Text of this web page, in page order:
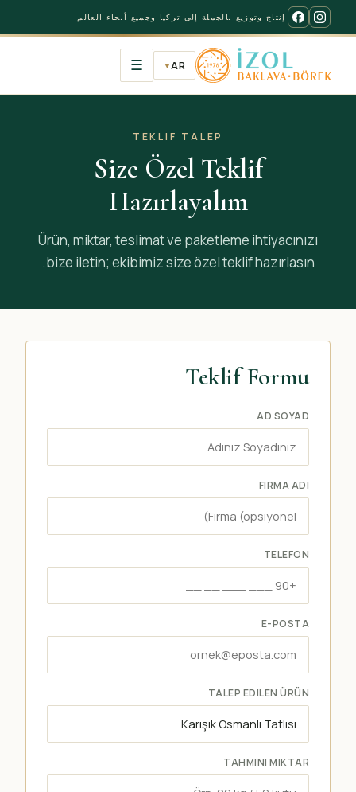
إنتاج وتوزيع بالجملة إلى تركيا وجميع أنحاء العالم
AR
▼
☰
TEKLIF TALEP
Size Özel Teklif
Hazırlayalım
Ürün, miktar, teslimat ve paketleme ihtiyacınızı
bize iletin; ekibimiz size özel teklif hazırlasın.
Teklif Formu
AD SOYAD
FIRMA ADI
TELEFON
E-POSTA
TALEP EDILEN ÜRÜN
TAHMINI MIKTAR